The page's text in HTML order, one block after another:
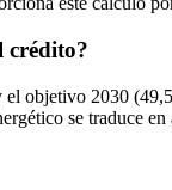
crédito?
objetivo 2030
se